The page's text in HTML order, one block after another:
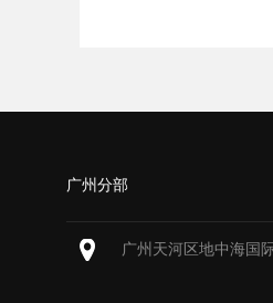
广州分部
广州天河区地中海国